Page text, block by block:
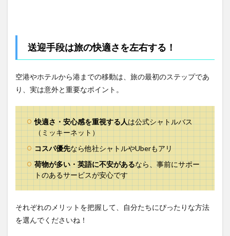
送迎手段は旅の快適さを左右する！
空港やホテルから港までの移動は、旅の最初のステップであ
り、実は意外と重要なポイント。
快適さ・安心感を重視する人は公式シャトルバス
（ミッキーネット）
コスパ優先なら他社シャトルやUberもアリ
荷物が多い・英語に不安があるなら、事前にサポー
トのあるサービスが安心です
それぞれのメリットを把握して、自分たちにぴったりな方法
を選んでくださいね！